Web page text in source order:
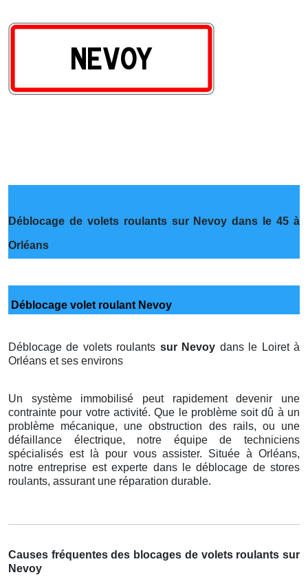
Déblocage de volets roulants sur Nevoy dans le 45 à
Orléans
Déblocage volet roulant Nevoy
Déblocage de volets roulants sur Nevoy dans le Loiret à
Orléans et ses environs
Un système immobilisé peut rapidement devenir une
contrainte pour votre activité. Que le problème soit dû à un
problème mécanique, une obstruction des rails, ou une
défaillance électrique, notre équipe de techniciens
spécialisés est là pour vous assister. Située à Orléans,
notre entreprise est experte dans le déblocage de stores
roulants, assurant une réparation durable.
Causes fréquentes des blocages de volets roulants sur
Nevoy